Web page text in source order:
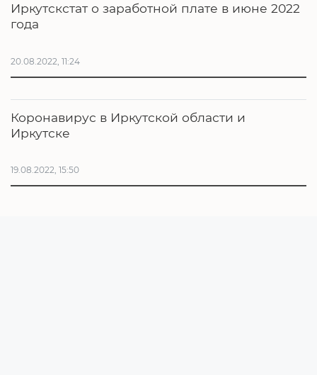
Иркутскстат о заработной плате в июне 2022
года
20.08.2022, 11:24
Коронавирус в Иркутской области и
Иркутске
19.08.2022, 15:50